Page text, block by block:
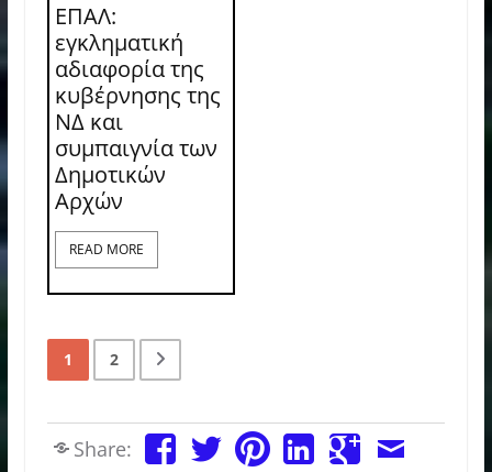
ΕΠΑΛ:
εγκληματική
αδιαφορία της
κυβέρνησης της
ΝΔ και
συμπαιγνία των
Δημοτικών
Αρχών
READ MORE
1 2
Share: